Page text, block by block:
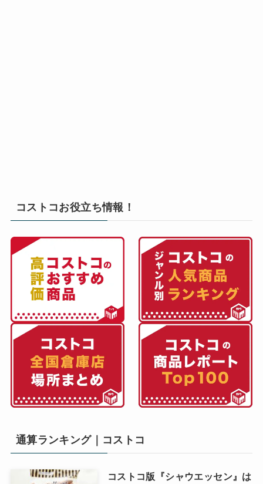
コストコお役立ち情報！
通算ランキング｜コストコ
コストコ版『シャウエッセン』は